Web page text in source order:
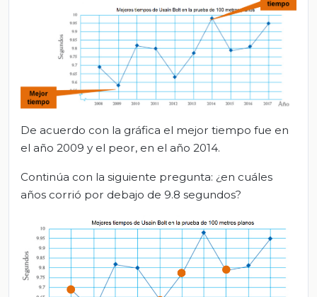
De acuerdo con la gráfica el mejor tiempo fue en
el año 2009 y el peor, en el año 2014.
Continúa con la siguiente pregunta: ¿en cuáles
años corrió por debajo de 9.8 segundos?